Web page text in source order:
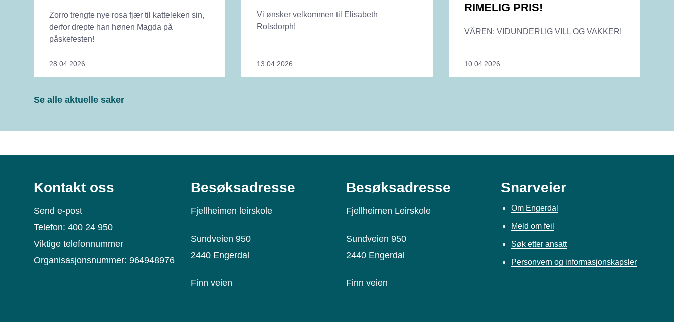
28.04.2026
Zorro trengte nye rosa fjær til katteleken sin,
derfor drepte han hønen Magda på
påskefesten!
13.04.2026
Vi ønsker velkommen til Elisabeth
Rolsdorph!
10.04.2026
RIMELIG PRIS!
VÅREN; VIDUNDERLIG VILL OG VAKKER!
Se alle aktuelle saker
Kontakt oss
Send e-post
Telefon: 400 24 950
Viktige telefonnummer
Organisasjonsnummer: 964948976
Besøksadresse
Fjellheimen leirskole
Sundveien 950
2440 Engerdal
Finn veien
Besøksadresse
Fjellheimen Leirskole
Sundveien 950
2440 Engerdal
Finn veien
Snarveier
Om Engerdal
Meld om feil
Søk etter ansatt
Personvern og informasjonskapsler